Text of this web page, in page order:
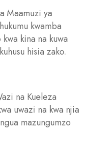
Maamuzi ya
kwamba
kina na kuwa
hisia zako.
na Kueleza
uwazi na kwa njia
mazungumzo